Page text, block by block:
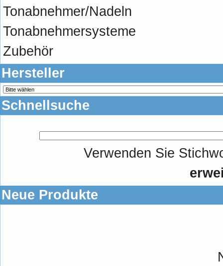
Tonabnehmer/Nadeln
Tonabnehmersysteme
Zubehör
Hersteller
Schnellsuche
Verwenden Sie
Neue Produkte